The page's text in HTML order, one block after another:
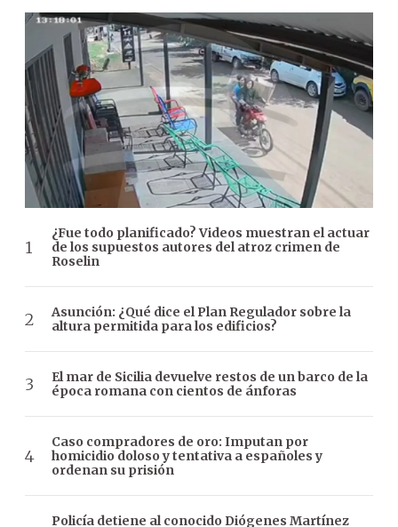
¿Fue todo planificado? Videos muestran el actuar
de los supuestos autores del atroz crimen de
Roselin
Asunción: ¿Qué dice el Plan Regulador sobre la
altura permitida para los edificios?
El mar de Sicilia devuelve restos de un barco de la
época romana con cientos de ánforas
Caso compradores de oro: Imputan por
homicidio doloso y tentativa a españoles y
ordenan su prisión
Policía detiene al conocido Diógenes Martínez